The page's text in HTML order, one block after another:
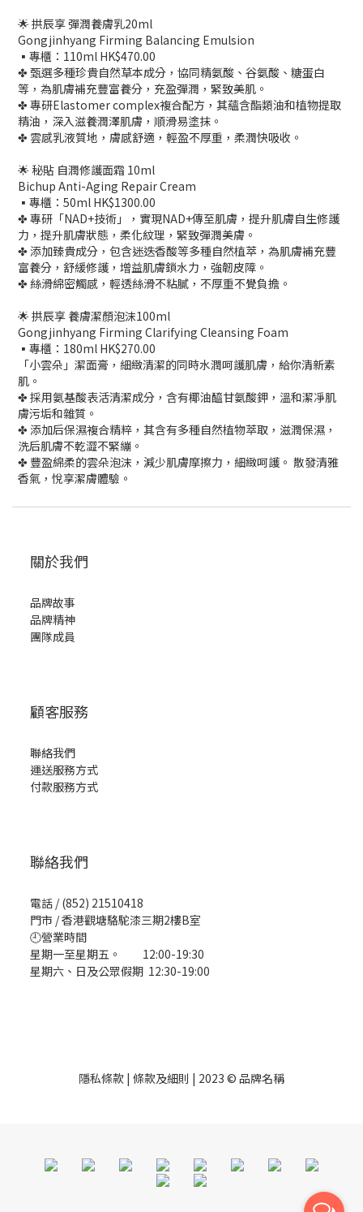
🌟 拱辰享 彈潤養膚乳20ml
Gongjinhyang Firming Balancing Emulsion
▪️專櫃：110ml HK$470.00
✤ 甄選多種珍貴自然草本成分，協同精氨酸、谷氨酸、糖蛋白
等，為肌膚補充豐富養分，充盈彈潤，緊致美肌。
✤ 專研Elastomer complex複合配方，其蘊含酯類油和植物提取
精油，深入滋養潤澤肌膚，順滑易塗抹。
✤ 雲感乳液質地，膚感舒適，輕盈不厚重，柔潤快吸收。
🌟 秘貼 自潤修護面霜 10ml
Bichup Anti-Aging Repair Cream
▪️專櫃：50ml HK$1300.00
✤ 專研「NAD+技術」，實現NAD+傳至肌膚，提升肌膚自生修護
力，提升肌膚狀態，柔化紋理，緊致彈潤美膚。
✤ 添加臻貴成分，包含迷迭香酸等多種自然植萃，為肌膚補充豐
富養分，舒緩修護，增益肌膚鎖水力，強韌皮障。
✤ 絲滑綿密觸感，輕透絲滑不粘膩，不厚重不覺負擔。
🌟 拱辰享 養膚潔顏泡沫100ml
Gongjinhyang Firming Clarifying Cleansing Foam
▪️專櫃：180ml HK$270.00
「小雲朵」潔面膏，細緻清潔的同時水潤呵護肌膚，給你清新素
肌。
✤ 採用氨基酸表活清潔成分，含有椰油醯甘氨酸鉀，溫和潔凈肌
膚污垢和雜質。
✤ 添加后保濕複合精粹，其含有多種自然植物萃取，滋潤保濕，
洗后肌膚不乾澀不緊繃。
✤ 豐盈綿柔的雲朵泡沫，減少肌膚摩擦力，細緻呵護。 散發清雅
香氣，悅享潔膚體驗。
關於我們
品牌故事
品牌精神
團隊成員
顧客服務
聯絡我們
運送服務方式
付款服務方式
聯絡我們
電話 / (852) 21510418
門市 / 香港觀塘駱駝漆三期2樓B室
🕘營業時間
星期一至星期五。 12:00-19:30
星期六、日及公眾假期 12:30-19:00
隱私條款 | 條款及細則 | 2023 © 品牌名稱